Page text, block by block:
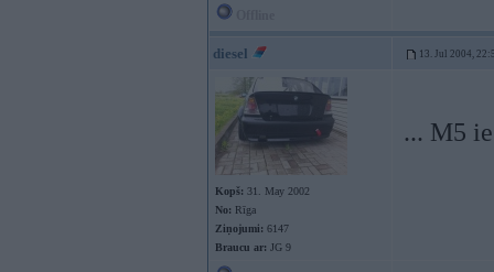
diesel 13. Jul 2004,
Kopš: 31. May 2002
No: Rīga
Ziņojumi: 6147
Braucu ar: JG 9
... M5